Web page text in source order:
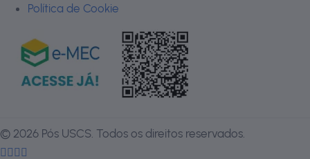
Política de Cookie
© 2026 Pós USCS. Todos os direitos reservados.